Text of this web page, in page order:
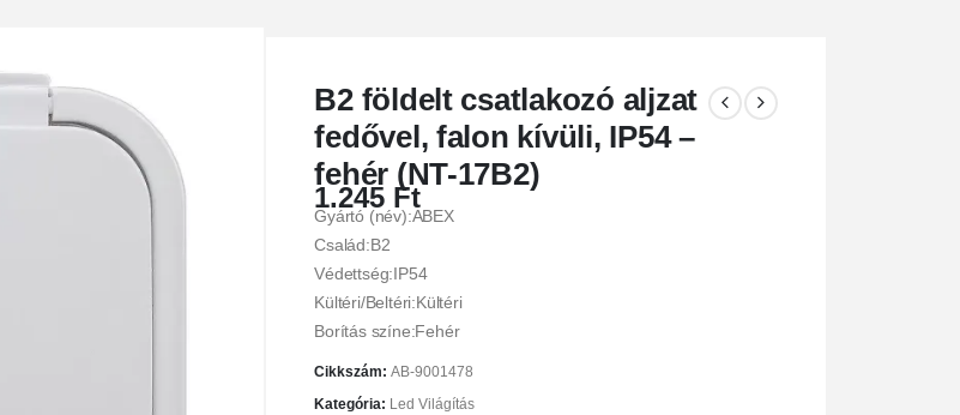
B2 földelt csatlakozó aljzat
fedővel, falon kívüli, IP54 –
fehér (NT-17B2)
1.245 Ft
Gyártó (név):ABEX
Család:B2
Védettség:IP54
Kültéri/Beltéri:Kültéri
Borítás színe:Fehér
Cikkszám:AB-9001478
Kategória: Led Világítás